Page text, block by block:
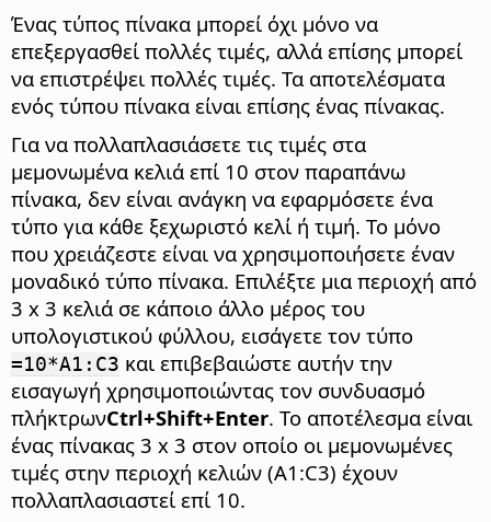
Ένας τύπος πίνακα μπορεί όχι μόνο να
επεξεργασθεί πολλές τιμές, αλλά επίσης μπορεί
να επιστρέψει πολλές τιμές. Τα αποτελέσματα
ενός τύπου πίνακα είναι επίσης ένας πίνακας.
Για να πολλαπλασιάσετε τις τιμές στα
μεμονωμένα κελιά επί 10 στον παραπάνω
πίνακα, δεν είναι ανάγκη να εφαρμόσετε ένα
τύπο για κάθε ξεχωριστό κελί ή τιμή. Το μόνο
που χρειάζεστε είναι να χρησιμοποιήσετε έναν
μοναδικό τύπο πίνακα. Επιλέξτε μια περιοχή από
3 x 3 κελιά σε κάποιο άλλο μέρος του
υπολογιστικού φύλλου, εισάγετε τον τύπο
=10*A1:C3 και επιβεβαιώστε αυτήν την
εισαγωγή χρησιμοποιώντας τον συνδυασμό
πλήκτρωνCtrl+Shift+Enter. Το αποτέλεσμα είναι
ένας πίνακας 3 x 3 στον οποίο οι μεμονωμένες
τιμές στην περιοχή κελιών (A1:C3) έχουν
πολλαπλασιαστεί επί 10.